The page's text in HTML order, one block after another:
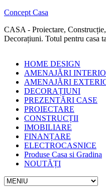
Concept Casa
CASA - Proiectare,
Decorațiuni. Totul pentru casa
HOME DESIGN
AMENAJĂRI
AMENAJĂRI
DECORAȚIUNI
PREZENTĂRI CASE
PROIECTARE
CONSTRUCȚII
IMOBILIARE
FINANȚARE
ELECTROCASNICE
Produse Casa si Gradina
NOUTĂȚI